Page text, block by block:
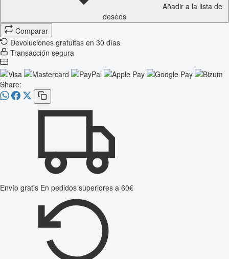
Añadir a la lista de
deseos
Comparar
Devoluciones gratuitas en 30 días
Transacción segura
Share:
Envío gratis En pedidos superiores a 60€